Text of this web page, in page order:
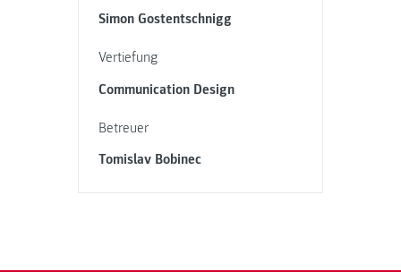
Simon Gostentschnigg
Vertiefung
Communication Design
Betreuer
Tomislav Bobinec